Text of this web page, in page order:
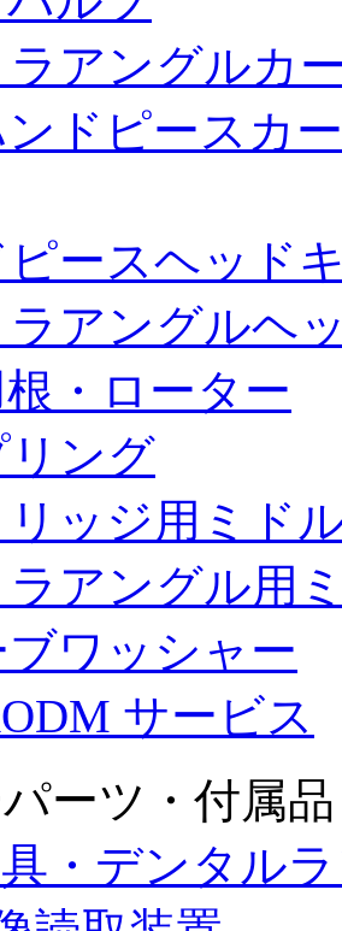
ラアングルカ
ドピースカ
ースヘッド
ラアングルヘ
・ローター
リング
リッジ用ミド
ラアングル用
ワッシャー
サービス
ーツ・付属品
・デンタル